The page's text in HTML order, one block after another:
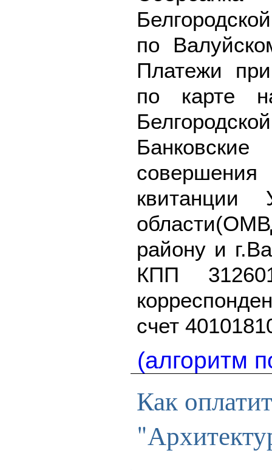
по
Платежи
по карте
квитанции
району и
КПП
счет
(алгоритм
Как